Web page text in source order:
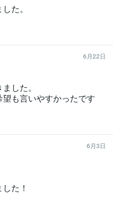
た。
6月22日
した。
も言いやすかったです
6月3日
た！